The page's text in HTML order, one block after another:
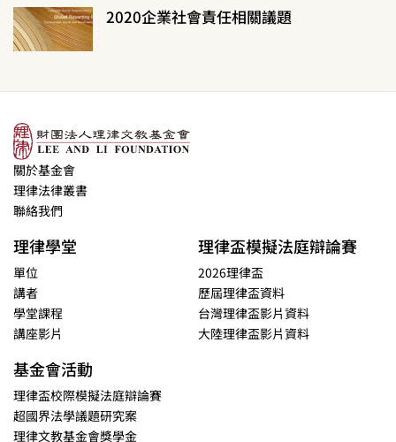
2020企業社會責任相關議題
關於基金會
理律法律叢書
聯絡我們
理律學堂
單位
講者
學堂課程
講座影片
理律盃模擬法庭辯論賽
2026理律盃
歷屆理律盃資料
台灣理律盃影片資料
大陸理律盃影片資料
基金會活動
理律盃校際模擬法庭辯論賽
超國界法學議題研究案
理律文教基金會獎學金